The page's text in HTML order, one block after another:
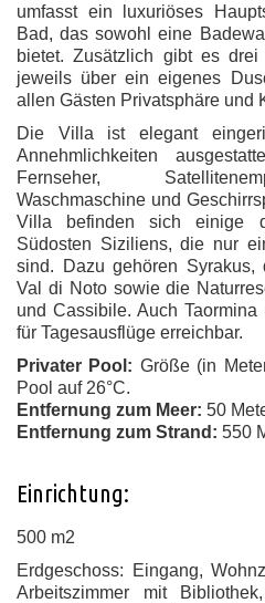
umfasst ein luxuriöses
Bad, das sowohl eine
bietet. Zusätzlich gibt es
jeweils über ein eigenes
allen Gästen Privatsphäre und
Die Villa ist elegant
Annehmlichkeiten
Fernseher,
Waschmaschine und
Villa befinden sich einige
Südosten Siziliens, die nur
sind. Dazu gehören
Val di Noto sowie die
und Cassibile. Auch
für Tagesausflüge erreichbar.
Privater Pool: Größe (in
Pool auf 26°C.
Entfernung zum Meer: 50
Entfernung zum Strand: 550
Einrichtung:
500 m2
Erdgeschoss:
Eingang,
Arbeitszimmer mit
Bibliothek